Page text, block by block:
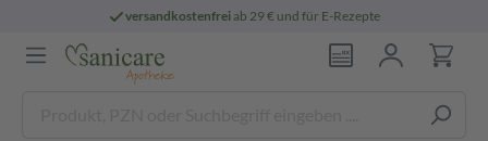
versandkostenfreiab 29 € und für E-Rezepte